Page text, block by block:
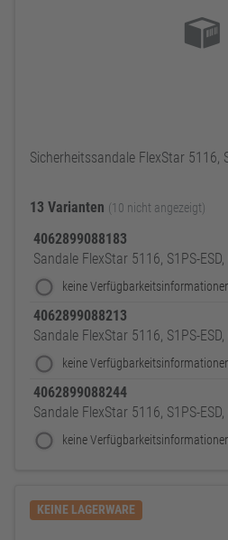
Sicherheitssandale FlexStar 5116,
13 Varianten (10 nicht angezeigt)
4062899088183
Sandale FlexStar 5116, S1PS-
keine
4062899088213
Sandale FlexStar 5116, S1PS-
keine
4062899088244
Sandale FlexStar 5116, S1PS-
keine
KEINE LAGERWARE